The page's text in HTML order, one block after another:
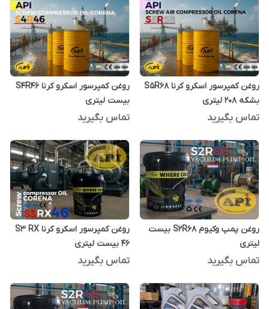
روغن کمپرسور اسکرو کرنا S5R68
بشکه 208 لیتری
تماس بگیرید
روغن کمپرسور اسکرو کرنا S4R46
بیست لیتری
تماس بگیرید
روغن پمپ وکیوم S2R68 بیست
لیتری
تماس بگیرید
روغن کمپرسور اسکرو کرنا S3 RX
46 بیست لیتری
تماس بگیرید